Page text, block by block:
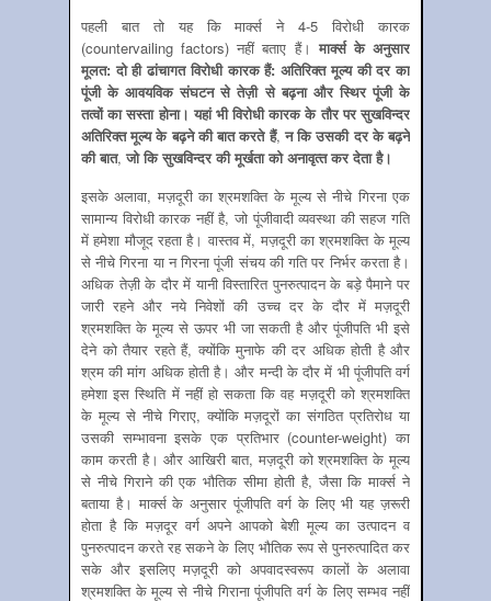
पहली बात तो यह कि मार्क्‍स ने 4-5 विरोधी कारक
(countervailing factors) नहीं बताए हैं। मार्क्‍स के अनुसार
मूलत: दो ही ढांचागत विरोधी कारक हैं: अतिरिक्‍त मूल्‍य की दर का
पूंजी के आवयविक संघटन से तेज़ी से बढ़ना और स्थिर पूंजी के
तत्‍वों का सस्‍ता होना। यहां भी विरोधी कारक के तौर पर सुखविन्‍दर
अतिरिक्‍त मूल्‍य के बढ़ने की बात करते हैं, न कि उसकी दर के बढ़ने
की बात, जो कि सुखविन्‍दर की मूर्खता को अनावृत्‍त कर देता है।
इसके अलावा, मज़दूरी का श्रमशक्ति के मूल्‍य से नीचे गिरना एक
सामान्‍य विरोधी कारक नहीं है, जो पूंजीवादी व्‍यवस्‍था की सहज गति
में हमेशा मौजूद रहता है। वास्‍तव में, मज़दूरी का श्रमशक्ति के मूल्‍य
से नीचे गिरना या न गिरना पूंजी संचय की गति पर निर्भर करता है।
अधिक तेज़ी के दौर में यानी विस्‍तारित पुनरुत्‍पादन के बड़े पैमाने पर
जारी रहने और नये निवेशों की उच्‍च दर के दौर में मज़दूरी
श्रमशक्ति के मूल्‍य से ऊपर भी जा सकती है और पूंजीपति भी इसे
देने को तैयार रहते हैं, क्‍योंकि मुनाफे की दर अधिक होती है और
श्रम की मांग अधिक होती है। और मन्‍दी के दौर में भी पूंजीपति वर्ग
हमेशा इस स्थिति में नहीं हो सकता कि वह मज़दूरी को श्रमशक्ति
के मूल्‍य से नीचे गिराए, क्‍योंकि मज़दूरों का संगठित प्रतिरोध या
उसकी सम्‍भावना इसके एक प्रतिभार (counter-weight) का
काम करती है। और आखिरी बात, मज़दूरी को श्रमशक्ति के मूल्‍य
से नीचे गिराने की एक भौतिक सीमा होती है, जैसा कि मार्क्‍स ने
बताया है। मार्क्‍स के अनुसार पूंजीपति वर्ग के लिए भी यह ज़रूरी
होता है कि मज़दूर वर्ग अपने आपको बेशी मूल्‍य का उत्‍पादन व
पुनरुत्‍पादन करते रह सकने के लिए भौतिक रूप से पुनरुत्‍पादित कर
सके और इसलिए मज़दूरी को अपवादस्‍वरूप कालों के अलावा
श्रमशक्ति के मूल्‍य से नीचे गिराना पूंजीपति वर्ग के लिए सम्‍भव नहीं